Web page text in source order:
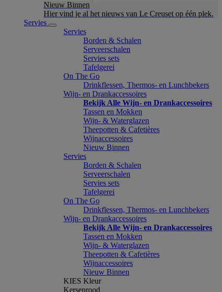
Nieuw Binnen
Hier vind je al het nieuws van Le Creuset op één plek.
Servies
Servies
Borden & Schalen
Serveerschalen
Servies sets
Tafelgerei
On The Go
Drinkflessen, Thermos- en Lunchbekers
Wijn- en Drankaccessoires
Bekijk Alle Wijn- en Drankaccessoires
Tassen en Mokken
Wijn- & Waterglazen
Theepotten & Cafetières
Wijnaccessoires
Nieuw Binnen
Servies
Borden & Schalen
Serveerschalen
Servies sets
Tafelgerei
On The Go
Drinkflessen, Thermos- en Lunchbekers
Wijn- en Drankaccessoires
Bekijk Alle Wijn- en Drankaccessoires
Tassen en Mokken
Wijn- & Waterglazen
Theepotten & Cafetières
Wijnaccessoires
Nieuw Binnen
KIES Kleur
Kersenrood